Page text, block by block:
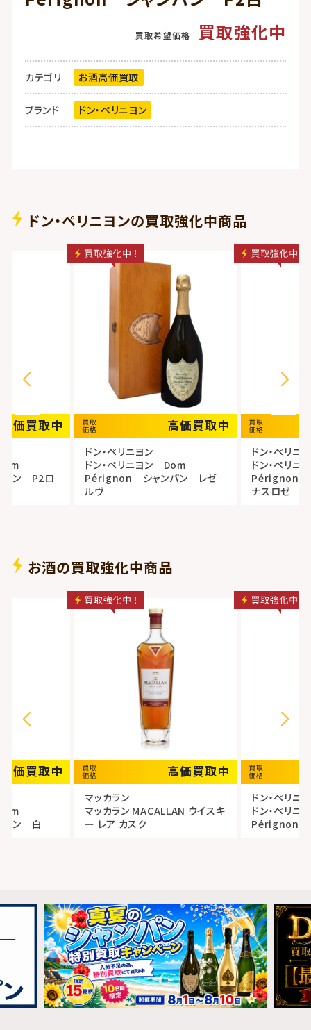
買取強化中
カテゴリ お酒高価買取
ブランド ドン・ペリニヨン
ドン・ペリニヨンの買取強化中商品
高価買取中
ン P2ロ
高価買取中
ドン・ペリニヨン
ドン・ペリニヨン Dom
Pérignon シャンパン レゼ
ルヴ
ドン・ペリニ
ドン・ペリ
Pérignon
ナスロゼ
お酒の買取強化中商品
高価買取中
ン 白
高価買取中
マッカラン
マッカラン MACALLAN ウイスキ
ー レア カスク
ドン・ペリニ
ドン・ペリ
Pérignon